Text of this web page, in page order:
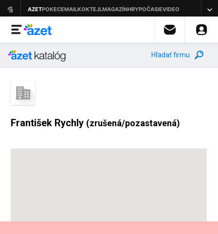
Hľadať firmu
František Rychly (zrušená/pozastavená)